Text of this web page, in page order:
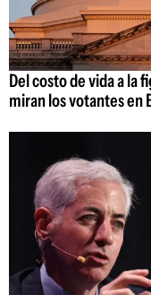
Del costo de vida a la
miran los votantes en